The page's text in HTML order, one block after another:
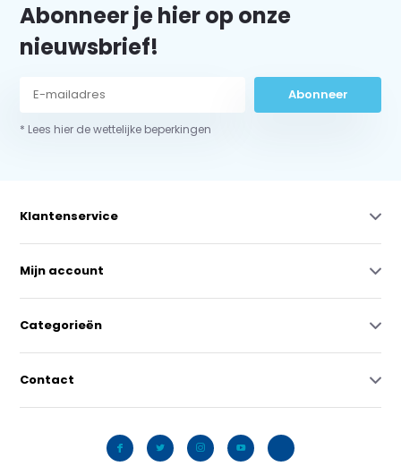
Abonneer je hier op onze
nieuwsbrief!
Abonneer
* Lees hier de wettelijke beperkingen
Klantenservice
Mijn account
Categorieën
Contact